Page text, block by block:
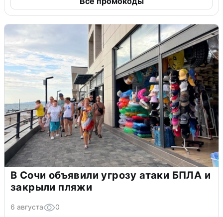
В Сочи объявили угрозу атаки БПЛА и
закрыли пляжи
6 августа 0